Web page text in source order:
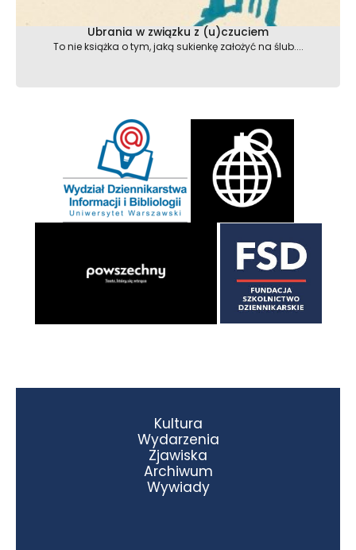
Ubrania w związku z (u)czuciem
To nie książka o tym, jaką sukienkę założyć na ślub....
Kultura
Wydarzenia
Zjawiska
Archiwum
Wywiady